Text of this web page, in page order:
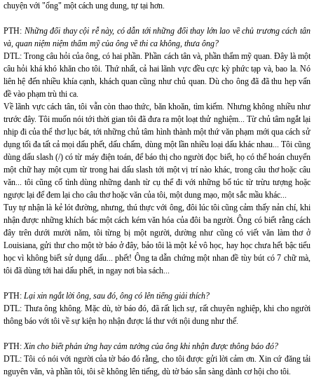
chuyện với "ổng" một cách ung dung, tự tại hơn.
PTH: Những đổi thay cội rễ này, có dẫn tới những đổi thay lớn lao về chủ trương cách tân
và, quan niệm niệm thẩm mỹ của ông về thi ca không, thưa ông?
DTL: Trong câu hỏi của ông, có hai phần. Phần cách tân và, phần thẩm mỹ quan. Đây là một
câu hỏi khá khó khăn cho tôi. Thứ nhất, cả hai lãnh vực đều cực kỳ phức tạp và, bao la. Nó
liên hệ đến nhiều khía cạnh, khách quan cũng như chủ quan. Dù cho ông đã đã thu hẹp vấn
đề vào phạm trù thi ca.
Về lãnh vực cách tân, tôi vẫn còn thao thức, băn khoăn, tìm kiếm. Nhưng không nhiều như
trước đây. Tôi muốn nói tới thời gian tôi đã đưa ra một loạt thử nghiệm... Từ chủ tâm ngắt lại
nhịp đi của thể thơ lục bát, tới những chủ tâm hình thành một thứ văn phạm mới qua cách sử
dụng tối đa tất cả mọi dấu phết, dấu chấm, dùng một lần nhiều loại dấu khác nhau... Tôi cũng
dùng dấu slash (/) có từ máy điện toán, để báo thị cho người đọc biết, họ có thể hoán chuyển
một chữ hay một cụm từ trong hai dấu slash tới một vị trí nào khác, trong câu thơ hoặc câu
văn... tôi cũng cố tình dùng những danh từ cụ thể đi với những bổ túc từ trừu tượng hoặc
ngược lại để đem lại cho câu thơ hoặc văn của tôi, một dung mạo, một sắc mầu khác...
Tuy tự nhận là kẻ lót đường, nhưng, thú thực với ông, đôi lúc tôi cũng cảm thấy nản chí, khi
nhận được những khích bác một cách kém văn hóa của đôi ba người. Ông có biết rằng cách
đây trên dưới mười năm, tôi từng bị một người, dường như cũng có viết văn làm thơ ở
Louisiana, gửi thư cho một tờ báo ở đây, bảo tôi là một kẻ vô học, hay học chưa hết bậc tiểu
học vì không biết sử dụng dấu... phết! Ông ta dẫn chứng một nhan đề tùy bút có 7 chữ mà,
tôi đã dùng tới hai dấu phết, in ngay nơi bìa sách...
PTH: Lại xin ngắt lời ông, sau đó, ông có lên tiếng giải thích?
DTL: Thưa ông không. Mặc dù, tờ báo đó, đã rất lịch sự, rất chuyên nghiệp, khi cho người
thông báo với tôi về sự kiện họ nhận được lá thư với nội dung như thế.
PTH:Xin cho biết phản ứng hay cảm tưởng của ông khi nhận được thông báo đó?
DTL: Tôi có nói với người của tờ báo đó rằng, cho tôi được gửi lời cảm ơn. Xin cứ đăng tải
nguyên văn, và phần tôi, tôi sẽ không lên tiếng, dù tờ báo sẵn sàng dành cơ hội cho tôi.